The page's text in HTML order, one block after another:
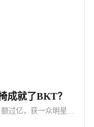
成就了BKT？
连续两个月蝉联抖音家居家纺品类销冠，单月销售额过亿，获一众明星网红力挺，BKT如何凭借一款坐姿椅实现声量销量双开花？ 即便不断被质疑是“智商税”，好评率却依旧高达98%，成为打工人的新一代工位搭子，BKT坐姿椅爆单的背后，又命中了哪些网红密码？ 究竟是BKT带火了坐姿椅，还是坐姿椅成就了BKT呢？